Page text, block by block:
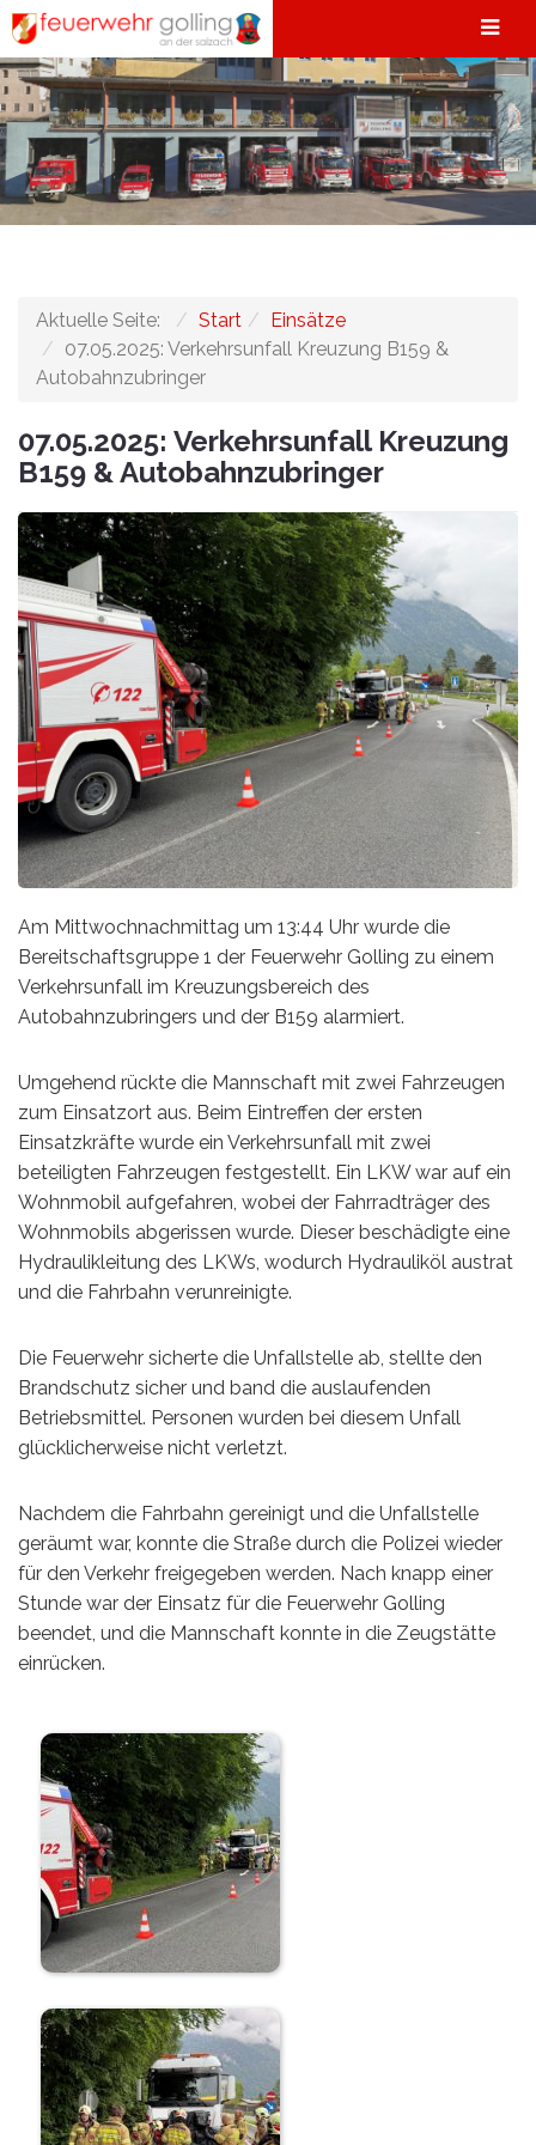
Aktuelle Seite: Start
Einsätze
07.05.2025: Verkehrsunfall Kreuzung B159 &
Autobahnzubringer
07.05.2025: Verkehrsunfall Kreuzung
B159 & Autobahnzubringer
Am Mittwochnachmittag um 13:44 Uhr wurde die
Bereitschaftsgruppe 1 der Feuerwehr Golling zu einem
Verkehrsunfall im Kreuzungsbereich des
Autobahnzubringers und der B159 alarmiert.
Umgehend rückte die Mannschaft mit zwei Fahrzeugen
zum Einsatzort aus. Beim Eintreffen der ersten
Einsatzkräfte wurde ein Verkehrsunfall mit zwei
beteiligten Fahrzeugen festgestellt. Ein LKW war auf ein
Wohnmobil aufgefahren, wobei der Fahrradträger des
Wohnmobils abgerissen wurde. Dieser beschädigte eine
Hydraulikleitung des LKWs, wodurch Hydrauliköl austrat
und die Fahrbahn verunreinigte.
Die Feuerwehr sicherte die Unfallstelle ab, stellte den
Brandschutz sicher und band die auslaufenden
Betriebsmittel. Personen wurden bei diesem Unfall
glücklicherweise nicht verletzt.
Nachdem die Fahrbahn gereinigt und die Unfallstelle
geräumt war, konnte die Straße durch die Polizei wieder
für den Verkehr freigegeben werden. Nach knapp einer
Stunde war der Einsatz für die Feuerwehr Golling
beendet, und die Mannschaft konnte in die Zeugstätte
einrücken.